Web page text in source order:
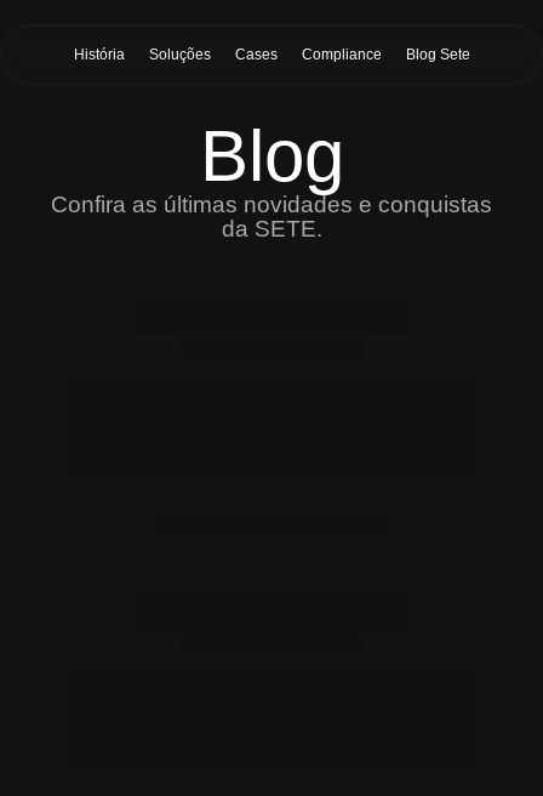
História Soluções Cases Compliance Blog Sete
Blog
Confira as últimas novidades e conquistas
da SETE.